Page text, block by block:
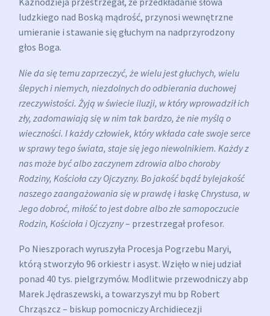
ludzkiego nad Boską mądrość, przynosi wewnętrzne
umieranie i stawanie się głuchym na nadprzyrodzony
głos Boga.
Nie da się temu zaprzeczyć, że wielu jest głuchych, wielu
ślepych i niemych, niezdolnych do odbierania duchowej
rzeczywistości. Żyją w świecie iluzji, w który wprowadził ich
zły, zadomawiają się w nim tak bardzo, że nie myślą o
wieczności. I każdy człowiek, który wkłada całe swoje serce
w sprawy tego świata, staje się jego niewolnikiem. Każdy z
nas może być albo zaczynem zdrowia albo choroby
Rodziny, Kościoła czy Ojczyzny. Bo jakość bądź bylejakość
naszego zaangażowania się w prawdę i łaskę Chrystusa, w
Jego dobroć, miłość to jest dobre albo złe samopoczucie
Rodzin, Kościoła i Ojczyzny– przestrzegał profesor.
Po Nieszporach wyruszyła Procesja Pogrzebu Maryi,
którą stworzyło 96 orkiestr i asyst. Wzięło w niej udział
ponad 40 tys. pielgrzymów. Modlitwie przewodniczy abp
Marek Jędraszewski, a towarzyszył mu bp Robert
Chrząszcz – biskup pomocniczy Archidiecezji